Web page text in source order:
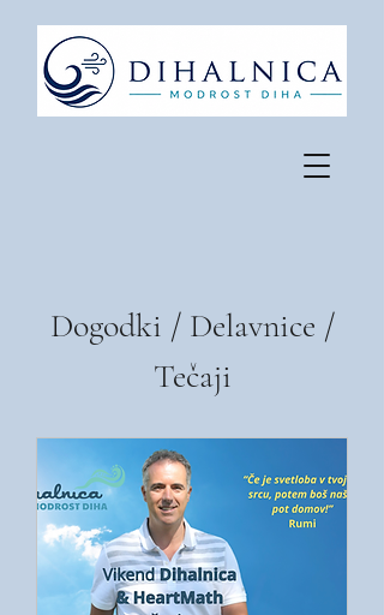
Dogodki / Delavnice /
Tečaji